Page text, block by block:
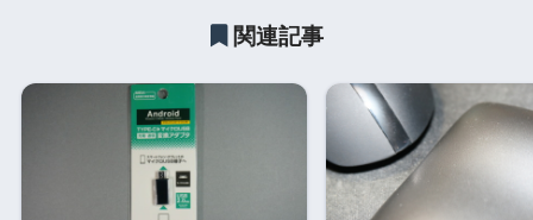
関連記事